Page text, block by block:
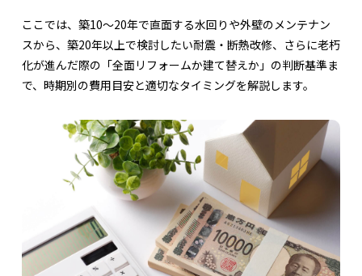
ここでは、築10〜20年で直面する水回りや外壁のメンテナン
スから、築20年以上で検討したい耐震・断熱改修、さらに老朽
化が進んだ際の「全面リフォームか建て替えか」の判断基準ま
で、時期別の費用目安と適切なタイミングを解説します。